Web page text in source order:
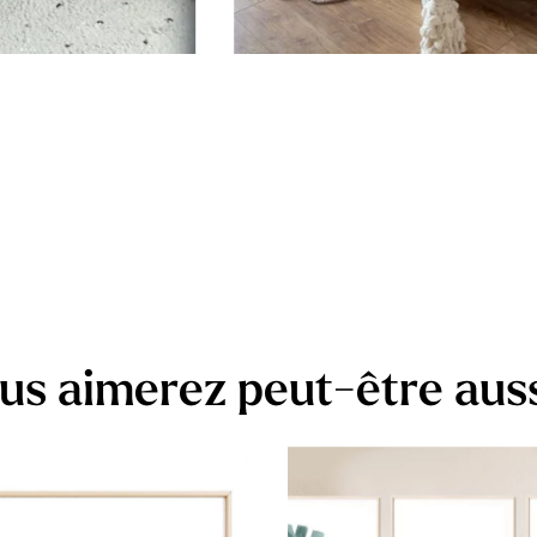
aimerez peut-être